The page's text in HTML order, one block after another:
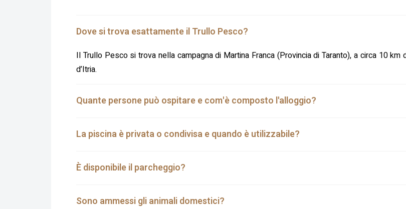
Dove si trova esattamente il Trullo Pesco?
Il Trullo Pesco si trova nella campagna di Martina Franca (Provincia di Taranto), a circa 10
d’Itria.
Quante persone può ospitare e com'è composto l'alloggio?
La piscina è privata o condivisa e quando è utilizzabile?
È disponibile il parcheggio?
Sono ammessi gli animali domestici?